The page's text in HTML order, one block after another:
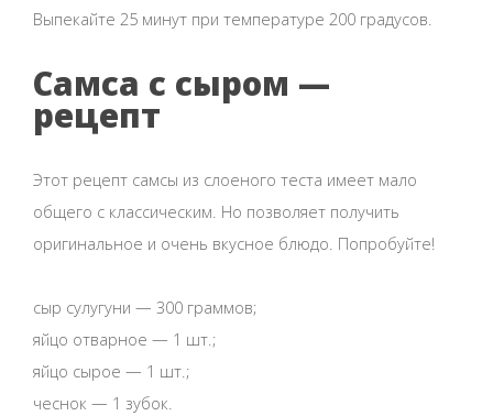
Выпекайте 25 минут при температуре 200 градусов.
Самса с сыром —
рецепт
Этот рецепт самсы из слоеного теста имеет мало
общего с классическим. Но позволяет получить
оригинальное и очень вкусное блюдо. Попробуйте!
сыр сулугуни — 300 граммов;
яйцо отварное — 1 шт.;
яйцо сырое — 1 шт.;
чеснок — 1 зубок.